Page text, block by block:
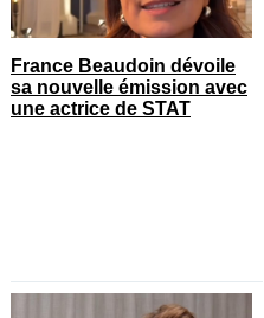
France Beaudoin dévoile
sa nouvelle émission avec
une actrice de STAT